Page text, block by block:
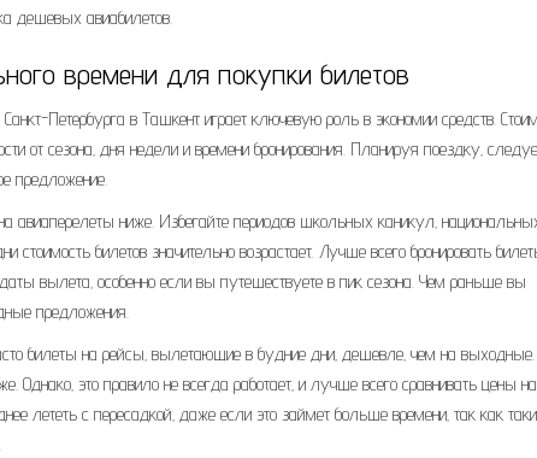
дешевых авиабилетов.
времени для покупки билетов
Петербурга в Ташкент играет ключевую роль в экономии средств.
от сезона‚ дня недели и времени бронирования. Планируя поездку‚
предложение.
авиаперелеты ниже. Избегайте периодов школьных каникул‚
стоимость билетов значительно возрастает. Лучше всего бронировать
вылета‚ особенно если вы путешествуете в пик сезона. Чем раньше вы
предложения.
билеты на рейсы‚ вылетающие в будние дни‚ дешевле‚ чем на выходные.
Однако‚ это правило не всегда работает‚ и лучше всего сравнивать цены на
лететь с пересадкой‚ даже если это займет больше времени‚ так как